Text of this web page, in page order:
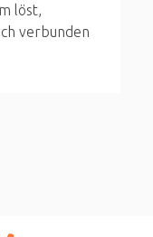
löst,
verbunden